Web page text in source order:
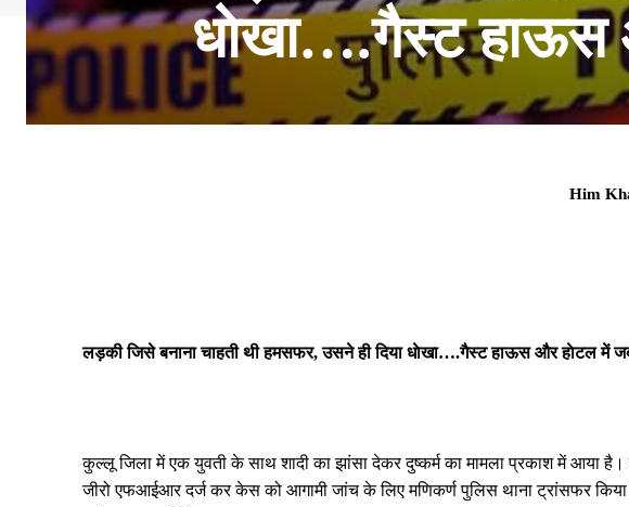
धाेखा….गैस्ट हाऊस
Him
लड़की जिसे बनाना चाहती थी हमसफर, उसने ही दिया धाेखा….गैस्ट हाऊस और हाेटल में
कुल्लू जिला में एक युवती के साथ शादी का झांसा देकर दुष्कर्म का मामला प्रकाश में आया है।
जीरो एफआईआर दर्ज कर केस को आगामी जांच के लिए मणिकर्ण पुलिस थाना ट्रांसफर